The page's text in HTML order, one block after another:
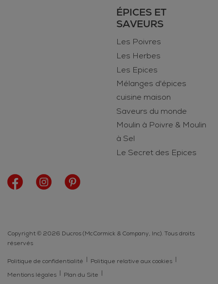
ÉPICES ET
SAVEURS
Les Poivres
Les Herbes
Les Epices
Mélanges d'épices
cuisine maison
Saveurs du monde
Moulin à Poivre & Moulin
à Sel
Le Secret des Epices
Copyright © 2026 Ducros (McCormick & Company, Inc). Tous droits
réservés
Politique de confidentialité
Politique relative aux cookies
Mentions légales
Plan du Site